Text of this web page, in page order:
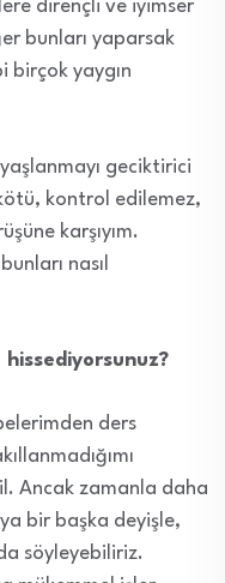
dirençli ve iyimser
bunları yaparsak
birçok yaygın
geciktirici
kontrol edilemez,
karşıyım.
nasıl
hissediyorsunuz?
ders
Ancak zamanla daha
bir başka deyişle,
da söyleyebiliriz.